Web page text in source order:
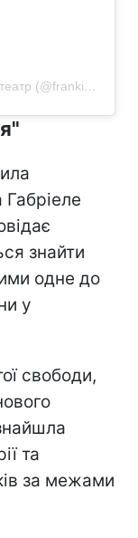
Допис, поширений Франківський драмтеатр (@frankivsk.drama.theatre)
Габріеле
знайти
одне до
у
свободи,
та
за межами